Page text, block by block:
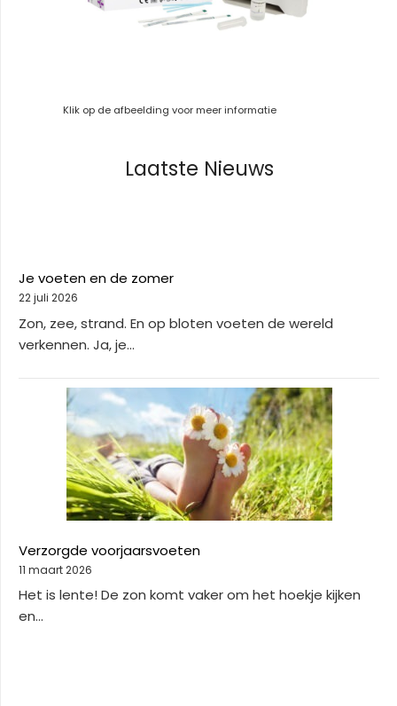
Klik op de afbeelding voor meer informatie
Laatste Nieuws
Je voeten en de zomer
22 juli 2026
Zon, zee, strand. En op bloten voeten de wereld
verkennen. Ja, je...
Verzorgde voorjaarsvoeten
11 maart 2026
Het is lente! De zon komt vaker om het hoekje kijken
en...